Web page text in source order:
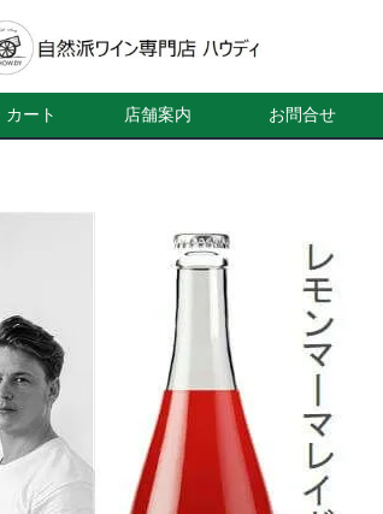
カート 店舗案内 お問合せ